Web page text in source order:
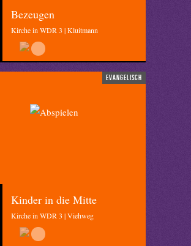
Bezeugen
Kirche in WDR 3 | Kluitmann
evangelisch
Kinder in die Mitte
Kirche in WDR 3 | Viehweg